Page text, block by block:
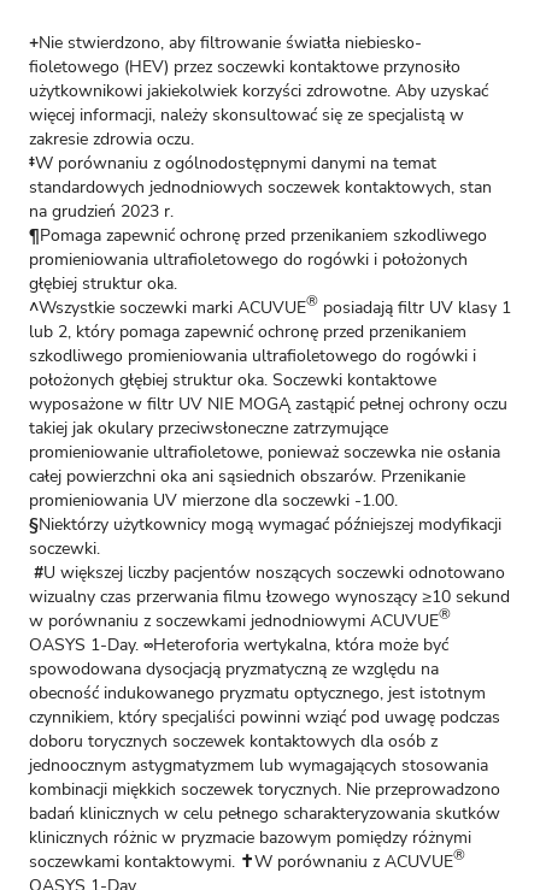
+Nie stwierdzono, aby filtrowanie światła niebiesko-
fioletowego (HEV) przez soczewki kontaktowe przynosiło
użytkownikowi jakiekolwiek korzyści zdrowotne. Aby uzyskać
więcej informacji, należy skonsultować się ze specjalistą w
zakresie zdrowia oczu.
‡W porównaniu z ogólnodostępnymi danymi na temat
standardowych jednodniowych soczewek kontaktowych, stan
na grudzień 2023 r.
¶Pomaga zapewnić ochronę przed przenikaniem szkodliwego
promieniowania ultrafioletowego do rogówki i położonych
głębiej struktur oka.
^Wszystkie soczewki marki ACUVUE® posiadają filtr UV klasy 1
lub 2, który pomaga zapewnić ochronę przed przenikaniem
szkodliwego promieniowania ultrafioletowego do rogówki i
położonych głębiej struktur oka. Soczewki kontaktowe
wyposażone w filtr UV NIE MOGĄ zastąpić pełnej ochrony oczu
takiej jak okulary przeciwsłoneczne zatrzymujące
promieniowanie ultrafioletowe, ponieważ soczewka nie osłania
całej powierzchni oka ani sąsiednich obszarów. Przenikanie
promieniowania UV mierzone dla soczewki -1.00.
§Niektórzy użytkownicy mogą wymagać późniejszej modyfikacji
soczewki.
#U większej liczby pacjentów noszących soczewki odnotowano
wizualny czas przerwania filmu łzowego wynoszący ≥10 sekund
w porównaniu z soczewkami jednodniowymi ACUVUE®
OASYS 1-Day. ∞Heteroforia wertykalna, która może być
spowodowana dysocjacją pryzmatyczną ze względu na
obecność indukowanego pryzmatu optycznego, jest istotnym
czynnikiem, który specjaliści powinni wziąć pod uwagę podczas
doboru torycznych soczewek kontaktowych dla osób z
jednoocznym astygmatyzmem lub wymagających stosowania
kombinacji miękkich soczewek torycznych. Nie przeprowadzono
badań klinicznych w celu pełnego scharakteryzowania skutków
klinicznych różnic w pryzmacie bazowym pomiędzy różnymi
soczewkami kontaktowymi. ✝W porównaniu z ACUVUE®